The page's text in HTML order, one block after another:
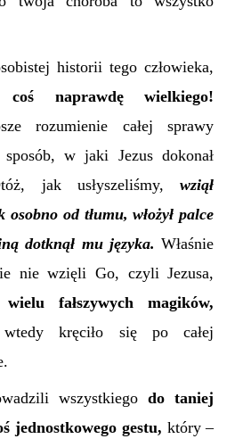
historii tego człowieka,
coś naprawdę wielkiego!
rozumienie całej sprawy
w jaki Jezus dokonał
jak usłyszeliśmy,wziął
osobno od tłumu, włożył palce
dotknął mu języka.Właśnie
nie wzięli Go, czyli Jezusa,
fałszywych magików,
wtedy kręciło się pocałej
.
wszystkiegodo taniej
jednostkowego gestu, który –